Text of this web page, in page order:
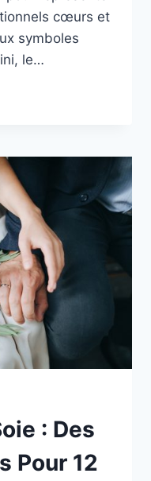
cœurs et
symboles
le…
: Des
Pour 12